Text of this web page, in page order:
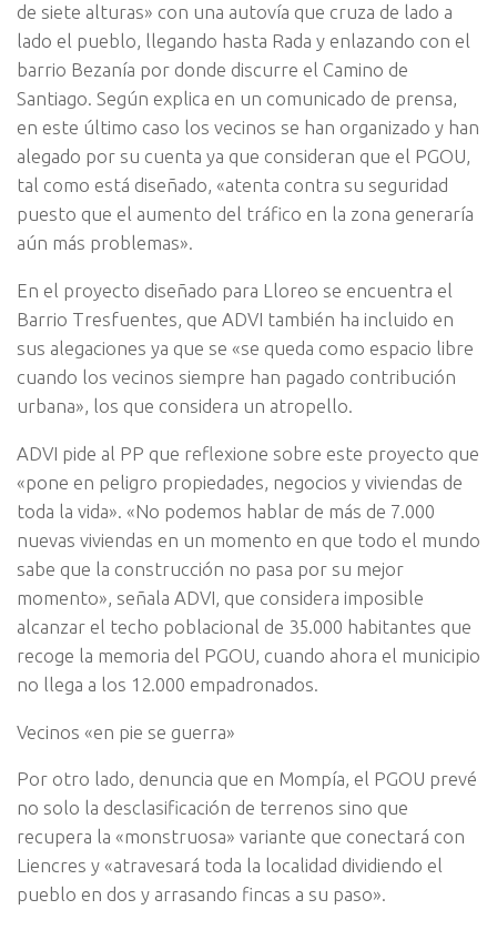
de siete alturas» con una autovía que cruza de lado a
lado el pueblo, llegando hasta Rada y enlazando con el
barrio Bezanía por donde discurre el Camino de
Santiago. Según explica en un comunicado de prensa,
en este último caso los vecinos se han organizado y han
alegado por su cuenta ya que consideran que el PGOU,
tal como está diseñado, «atenta contra su seguridad
puesto que el aumento del tráfico en la zona generaría
aún más problemas».
En el proyecto diseñado para Lloreo se encuentra el
Barrio Tresfuentes, que ADVI también ha incluido en
sus alegaciones ya que se «se queda como espacio libre
cuando los vecinos siempre han pagado contribución
urbana», los que considera un atropello.
ADVI pide al PP que reflexione sobre este proyecto que
«pone en peligro propiedades, negocios y viviendas de
toda la vida». «No podemos hablar de más de 7.000
nuevas viviendas en un momento en que todo el mundo
sabe que la construcción no pasa por su mejor
momento», señala ADVI, que considera imposible
alcanzar el techo poblacional de 35.000 habitantes que
recoge la memoria del PGOU, cuando ahora el municipio
no llega a los 12.000 empadronados.
Vecinos «en pie se guerra»
Por otro lado, denuncia que en Mompía, el PGOU prevé
no solo la desclasificación de terrenos sino que
recupera la «monstruosa» variante que conectará con
Liencres y «atravesará toda la localidad dividiendo el
pueblo en dos y arrasando fincas a su paso».